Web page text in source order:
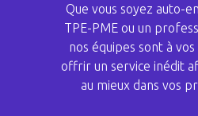
Que vous soyez auto-
TPE-PME ou un
nos équipes sont à
offrir un service inédit
au mieux dans vos